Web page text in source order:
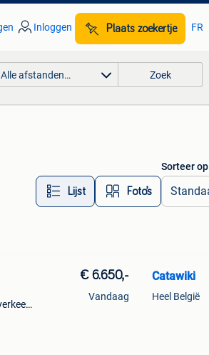
Inloggen Plaats zoekertje FR
Alle afstanden… Zoek
Lijst Foto’s
Sorteer op
€ 6.650,-
Vandaag
Catawiki
Heel België